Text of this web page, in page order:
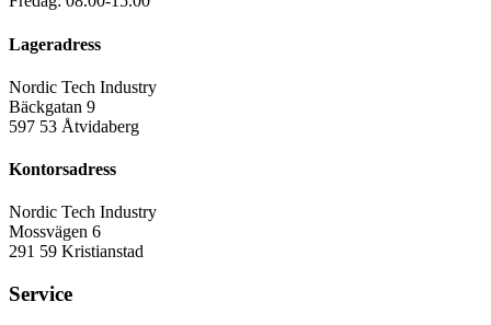
Lageradress
Nordic Tech Industry
Bäckgatan 9
597 53 Åtvidaberg
Kontorsadress
Nordic Tech Industry
Mossvägen 6
291 59 Kristianstad
Service